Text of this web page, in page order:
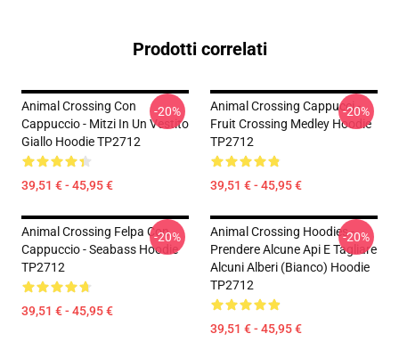
Prodotti correlati
Animal Crossing Con
Cappuccio - Mitzi In Un Vestito
Giallo Hoodie TP2712
39,51 € - 45,95 €
-20%
Animal Crossing Cappucci -
Fruit Crossing Medley Hoodie
TP2712
39,51 € - 45,95 €
-20%
Animal Crossing Felpa Con
Cappuccio - Seabass Hoodie
TP2712
39,51 € - 45,95 €
-20%
Animal Crossing Hoodies -
Prendere Alcune Api E Tagliare
Alcuni Alberi (bianco) Hoodie
TP2712
39,51 € - 45,95 €
-20%